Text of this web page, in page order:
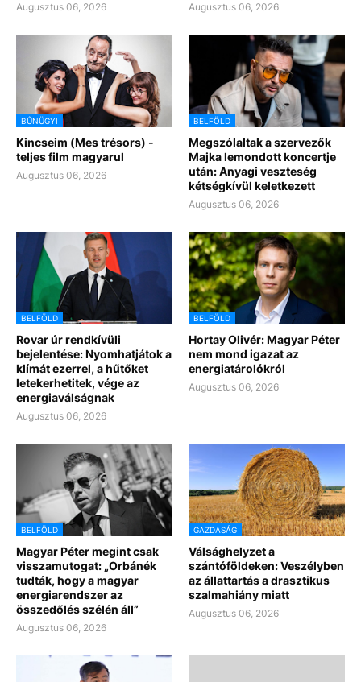
Augusztus 06, 2026 Augusztus 06, 2026
BŰNÜGYI
Kincseim (Mes trésors) -
teljes film magyarul
Augusztus 06, 2026
BELFÖLD
Megszólaltak a szervezők
Majka lemondott koncertje
után: Anyagi veszteség
kétségkívül keletkezett
Augusztus 06, 2026
BELFÖLD
Rovar úr rendkívüli
bejelentése: Nyomhatjátok a
klímát ezerrel, a hűtőket
letekerhetitek, vége az
energiaválságnak
Augusztus 06, 2026
BELFÖLD
Hortay Olivér: Magyar Péter
nem mond igazat az
energiatárolókról
Augusztus 06, 2026
BELFÖLD
Magyar Péter megint csak
visszamutogat: „Orbánék
tudták, hogy a magyar
energiarendszer az
összedőlés szélén áll”
Augusztus 06, 2026
GAZDASÁG
Válsághelyzet a
szántóföldeken: Veszélyben
az állattartás a drasztikus
szalmahiány miatt
Augusztus 06, 2026